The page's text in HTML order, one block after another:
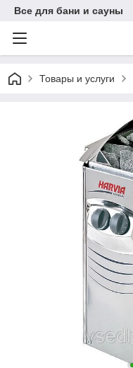
Все для бани и сауны
Товары и услуги